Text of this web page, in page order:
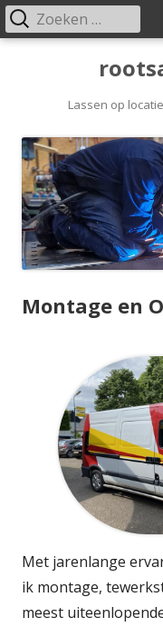
Lassen op
Primair
Montage en
Met jarenlange
ik montage,
meest